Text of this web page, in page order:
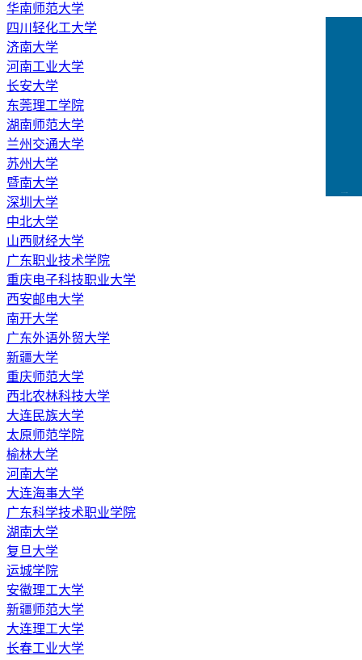
华南师范大学
四川轻化工大学
济南大学
河南工业大学
长安大学
东莞理工学院
湖南师范大学
兰州交通大学
苏州大学
暨南大学
深圳大学
中北大学
山西财经大学
广东职业技术学院
重庆电子科技职业大学
西安邮电大学
南开大学
广东外语外贸大学
新疆大学
重庆师范大学
西北农林科技大学
大连民族大学
太原师范学院
榆林大学
河南大学
大连海事大学
广东科学技术职业学院
湖南大学
复旦大学
运城学院
安徽理工大学
新疆师范大学
大连理工大学
长春工业大学